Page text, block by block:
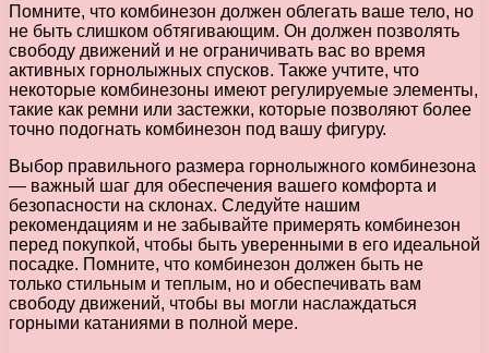
Помните, что комбинезон должен облегать ваше тело, но
не быть слишком обтягивающим. Он должен позволять
свободу движений и не ограничивать вас во время
активных горнолыжных спусков. Также учтите, что
некоторые комбинезоны имеют регулируемые элементы,
такие как ремни или застежки, которые позволяют более
точно подогнать комбинезон под вашу фигуру.
Выбор правильного размера горнолыжного комбинезона
— важный шаг для обеспечения вашего комфорта и
безопасности на склонах. Следуйте нашим
рекомендациям и не забывайте примерять комбинезон
перед покупкой, чтобы быть уверенными в его идеальной
посадке. Помните, что комбинезон должен быть не
только стильным и теплым, но и обеспечивать вам
свободу движений, чтобы вы могли наслаждаться
горными катаниями в полной мере.